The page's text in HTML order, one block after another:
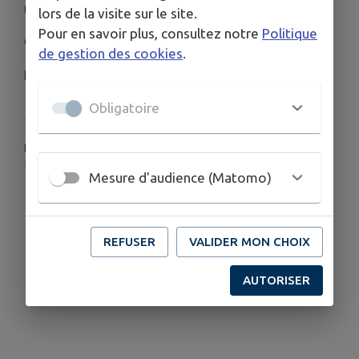
rendre visite et vous apporter conseil et soutient.
Canicule Info Service : 0 800 06 66 66
Numéro CCAS de Gondecourt
PLUS D'INFORMATIONS
lors de la visite sur le site.
Pour en savoir plus, consultez notre Politique
de gestion des cookies
Obligatoire
Mesure d'audience (Matomo)
REFUSER VALIDER MON CHOIX
AUTORISER